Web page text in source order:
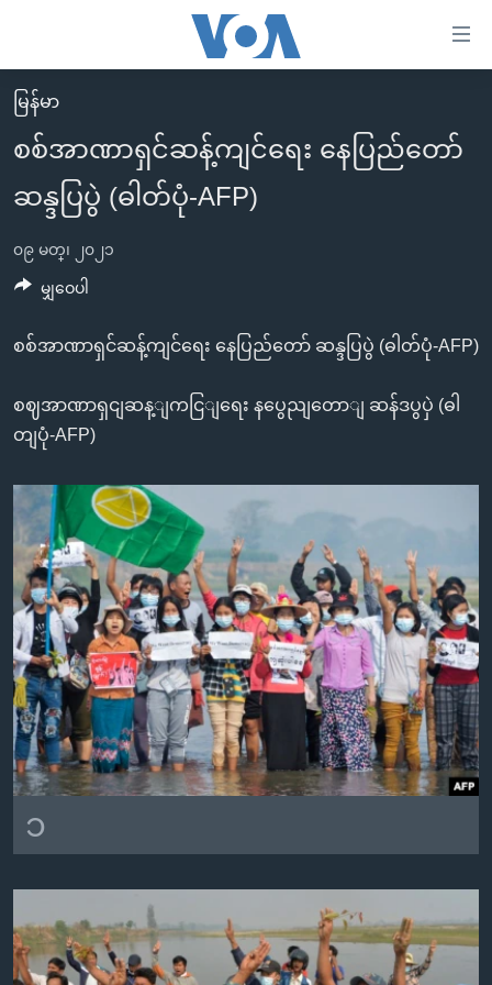
လွယ်ကူ
စေ
Link
များ
ပင်မ
သို့
ကြည့်
ရန်
ညွန်း
စာမျက်နှာ
သို့
ကျော်
ကြည့်
ရန်
ရှာဖွေ
ရန်
နေရာ
သို့
ကျော်
ရန်
မူလစာမျက်နှာ
မြန်မာ
ကမ္ဘာ့သတင်းများ
အမေရိကန်
အစ္စရေး-ပါလက်စတိုင်း
သတင်းလွတ်လပ်ခွင့်
အင်္ဂလိပ်စာလေ့လာမယ်
မကြေးမုံရဲ့ အင်္ဂလိပ်စာ
သုတပဒေသာ အင်္ဂလိပ်စာ
ရေဒီယို
ရေဒီယိုနှင့်ရုပ်သံ အချက်အလက်များ
Learning English
ဗွီအိုအေ လူမှုကွန်ယက်များ
ဘာသာစကားများ
မြန်မာ
စစ်အာဏာရှင်ဆန့်ကျင်ရေး နေပြည်တော်
ဆန္ဒပြပွဲ (ဓါတ်ပုံ-AFP)
၀၉ မတ္၊ ၂၀၂၁
စစ်အာဏာရှင်ဆန့်ကျင်ရေး နေပြည်တော် ဆန္ဒပြပွဲ (ဓါတ်ပုံ-AFP)
စဈအာဏာရှငျဆန့ျကငြျရေး နပွေညျတောျ ဆန်ဒပွပှဲ (ဓါ
တျပုံ-AFP)
၁
မျှဝေပါ